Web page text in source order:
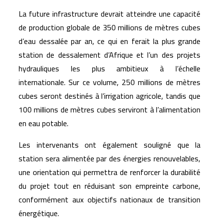
La future infrastructure devrait atteindre une capacité
de production globale de 350 millions de mètres cubes
d’eau dessalée par an, ce qui en ferait la plus grande
station de dessalement d’Afrique et l’un des projets
hydrauliques les plus ambitieux à l’échelle
internationale. Sur ce volume, 250 millions de mètres
cubes seront destinés à l’irrigation agricole, tandis que
100 millions de mètres cubes serviront à l’alimentation
en eau potable.
Les intervenants ont également souligné que la
station sera alimentée par des énergies renouvelables,
une orientation qui permettra de renforcer la durabilité
du projet tout en réduisant son empreinte carbone,
conformément aux objectifs nationaux de transition
énergétique.